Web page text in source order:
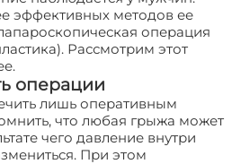
эффективных методов ее
операция
Рассмотрим этот
операции
лишь оперативным
что любая грыжа может
чего давление внутри
При этом